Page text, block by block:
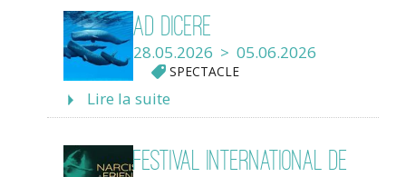
Ad dicere
28.05.2026 > 05.06.2026
SPECTACLE
Lire la suite
Festival International de